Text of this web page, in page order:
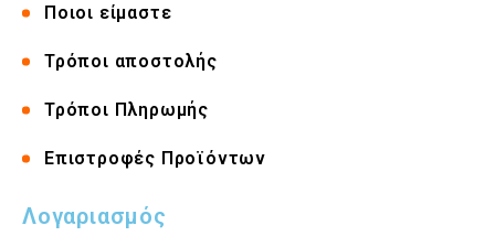
Ποιοι είμαστε
Τρόποι αποστολής
Τρόποι Πληρωμής
Επιστροφές Προϊόντων
Λογαριασμός